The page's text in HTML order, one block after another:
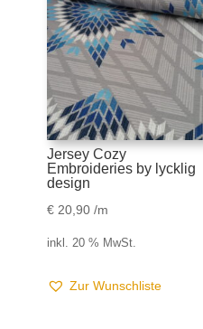
Jersey Cozy
Embroideries by lycklig
design
€20,90/m
inkl. 20 % MwSt.
Zur Wunschliste